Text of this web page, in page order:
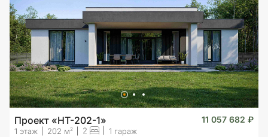
Проект «HT-202-1» 11 057 682 ₽
1 этаж 202 м2 2 1 гараж